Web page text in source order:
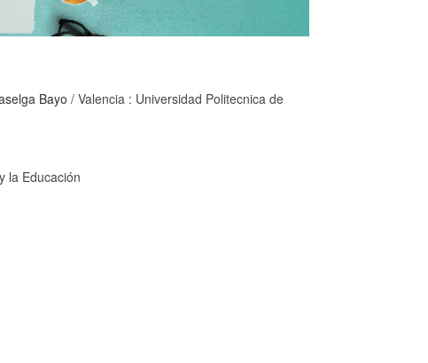
Bayo / Valencia : Universidad Politecnica de
la Educación